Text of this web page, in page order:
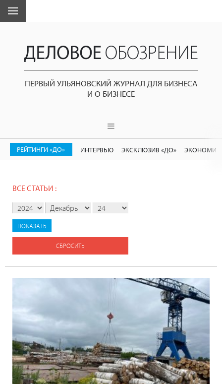
ПЕРВЫЙ УЛЬЯНОВСКИЙ ЖУРНАЛ ДЛЯ БИЗНЕСА
И О БИЗНЕСЕ
РЕЙТИНГИ «ДО» ИНТЕРВЬЮ ЭКСКЛЮЗИВ «ДО»
ВСЕ СТАТЬИ :
СБРОСИТЬ